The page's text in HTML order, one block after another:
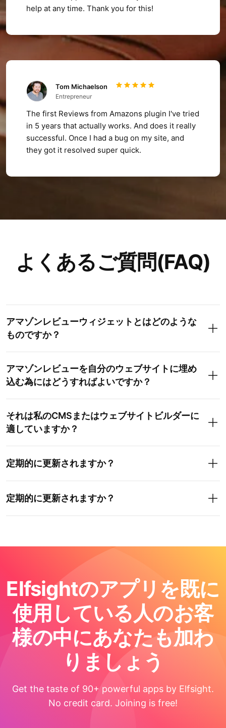
help at any time. Thank you for this!
Tom Michaelson
Entrepreneur
The first Reviews from Amazons plugin I've tried
in 5 years that actually works. And does it really
successful. Once I had a bug on my site, and
they got it resolved super quick.
よくあるご質問(FAQ)
アマゾンレビューウィジェットとはどのような
ものですか？
アマゾンレビューを自分のウェブサイトに埋め
込む為にはどうすればよいですか？
それは私のCMSまたはウェブサイトビルダーに
適していますか？
定期的に更新されますか？
定期的に更新されますか？
Elfsightのアプリを既に
使用している人のお客
様の中にあなたも加わ
りましょう
Get the taste of 90+ powerful apps by Elfsight.
No credit card. Joining is free!